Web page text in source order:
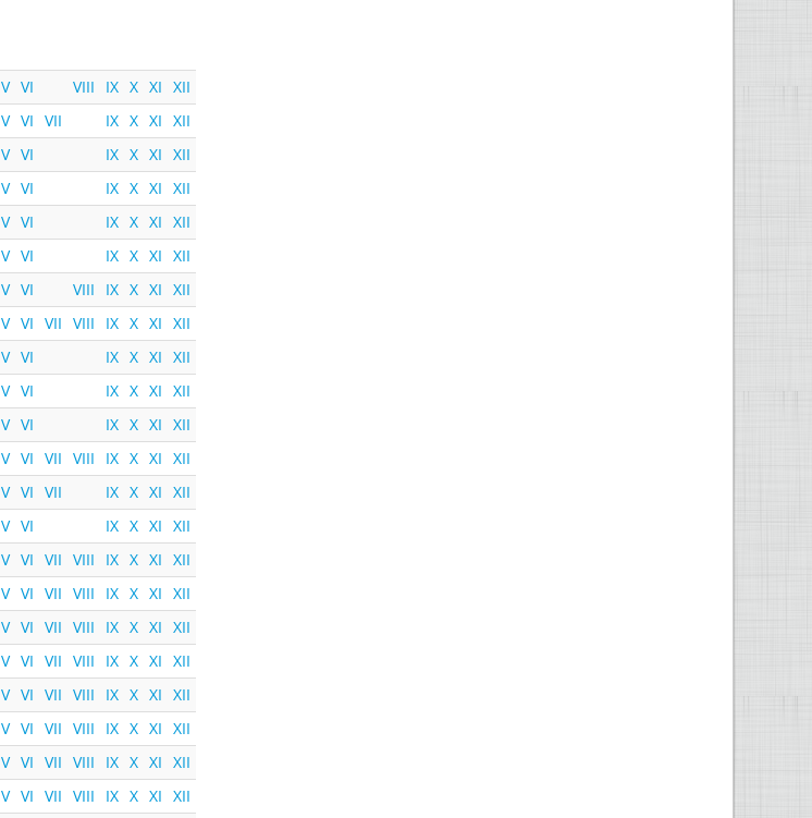
V VI VIII IX X XI XII
V VI VII IX X XI XII
V VI IX X XI XII
V VI IX X XI XII
V VI IX X XI XII
V VI IX X XI XII
V VI VIII IX X XI XII
V VI VII VIII IX X XI XII
V VI IX X XI XII
V VI IX X XI XII
V VI IX X XI XII
V VI VII VIII IX X XI XII
V VI VII IX X XI XII
V VI IX X XI XII
V VI VII VIII IX X XI XII
V VI VII VIII IX X XI XII
V VI VII VIII IX X XI XII
V VI VII VIII IX X XI XII
V VI VII VIII IX X XI XII
V VI VII VIII IX X XI XII
V VI VII VIII IX X XI XII
V VI VII VIII IX X XI XII